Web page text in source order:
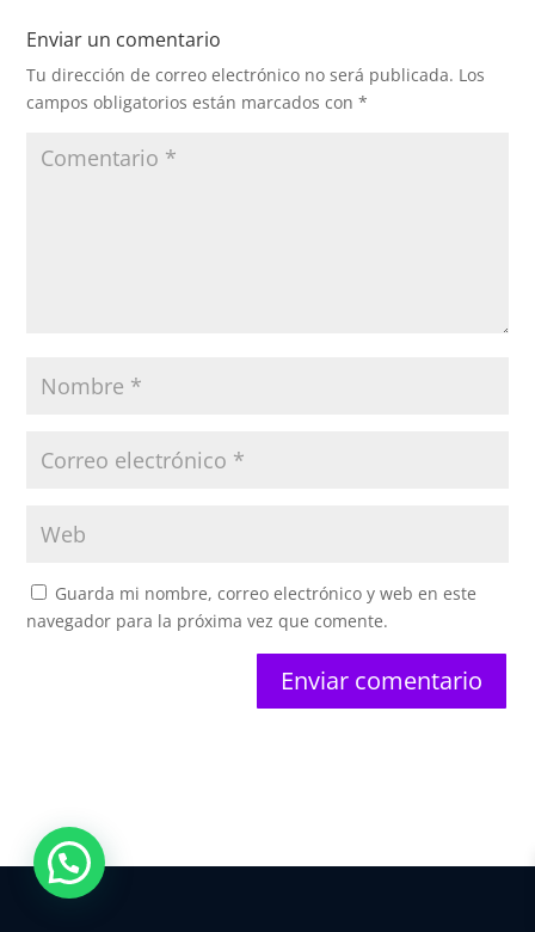
Enviar un comentario
Tu dirección de correo electrónico no será publicada. Los
campos obligatorios están marcados con*
Guarda mi nombre, correo electrónico y web en este
navegador para la próxima vez que comente.
Enviar comentario